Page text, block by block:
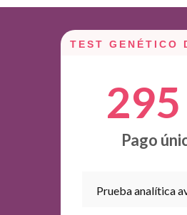
TEST GENÉTICO
Pago
Prueba analítica